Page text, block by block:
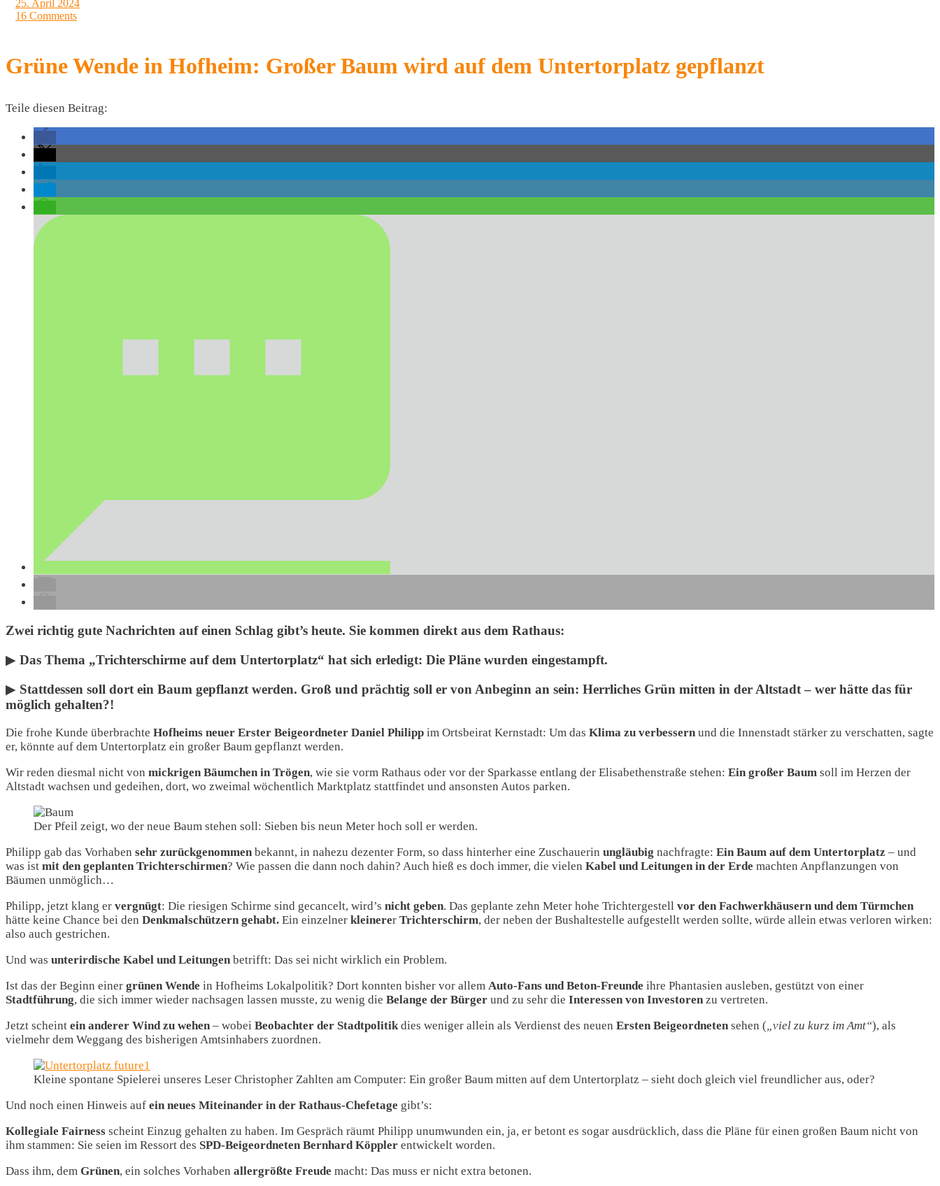
25. April 2024
16 Comments
Grüne Wende in Hofheim: Großer Baum wird auf dem Untertorplatz gepflanzt
Teile diesen Beitrag:
Zwei richtig gute Nachrichten auf einen Schlag gibt’s heute. Sie kommen direkt aus dem Rathaus:
▶︎ Das Thema „Trichterschirme auf dem Untertorplatz“ hat sich erledigt: Die Pläne wurden eingestampft.
▶︎ Stattdessen soll dort ein Baum gepflanzt werden. Groß und prächtig soll er von Anbeginn an sein: Herrliches Grün mitten in der Altstadt – wer hätte das für
möglich gehalten?!
Die frohe Kunde überbrachte Hofheims neuer Erster Beigeordneter Daniel Philipp im Ortsbeirat Kernstadt: Um das Klima zu verbessern und die Innenstadt stärker zu verschatten, sagte
er, könnte auf dem Untertorplatz ein großer Baum gepflanzt werden.
Wir reden diesmal nicht von mickrigen Bäumchen in Trögen, wie sie vorm Rathaus oder vor der Sparkasse entlang der Elisabethenstraße stehen: Ein großer Baum soll im Herzen der
Altstadt wachsen und gedeihen, dort, wo zweimal wöchentlich Marktplatz stattfindet und ansonsten Autos parken.
Der Pfeil zeigt, wo der neue Baum stehen soll: Sieben bis neun Meter hoch soll er werden.
Philipp gab das Vorhaben sehr zurückgenommen bekannt, in nahezu dezenter Form, so dass hinterher eine Zuschauerin ungläubig nachfragte: Ein Baum auf dem Untertorplatz – und
was ist mit den geplanten Trichterschirmen? Wie passen die dann noch dahin? Auch hieß es doch immer, die vielen Kabel und Leitungen in der Erde machten Anpflanzungen von
Bäumen unmöglich…
Philipp, jetzt klang er vergnügt: Die riesigen Schirme sind gecancelt, wird’s nicht geben. Das geplante zehn Meter hohe Trichtergestell vor den Fachwerkhäusern und dem Türmchen
hätte keine Chance bei den Denkmalschützern gehabt. Ein einzelner kleinerer Trichterschirm, der neben der Bushaltestelle aufgestellt werden sollte, würde allein etwas verloren wirken:
also auch gestrichen.
Und was unterirdische Kabel und Leitungen betrifft: Das sei nicht wirklich ein Problem.
Ist das der Beginn einer grünen Wende in Hofheims Lokalpolitik? Dort konnten bisher vor allem Auto-Fans und Beton-Freunde ihre Phantasien ausleben, gestützt von einer
Stadtführung, die sich immer wieder nachsagen lassen musste, zu wenig die Belange der Bürger und zu sehr die Interessen von Investoren zu vertreten.
Jetzt scheint ein anderer Wind zu wehen – wobei Beobachter der Stadtpolitikdies weniger allein als Verdienst des neuen Ersten Beigeordneten sehen („viel zu kurz im Amt“), als
vielmehr dem Weggang des bisherigen Amtsinhabers zuordnen.
Kleine spontane Spielerei unseres Leser Christopher Zahlten am Computer: Ein großer Baum mitten auf dem Untertorplatz – sieht doch gleich viel freundlicher aus, oder?
Und noch einen Hinweis auf ein neues Miteinander in der Rathaus-Chefetage gibt’s:
Kollegiale Fairness scheint Einzug gehalten zu haben. Im Gespräch räumt Philipp unumwunden ein, ja, er betont es sogar ausdrücklich, dass die Pläne für einen großen Baum nicht von
ihm stammen: Sie seien im Ressort des SPD-Beigeordneten Bernhard Köppler entwickelt worden.
Dass ihm, dem Grünen, ein solches Vorhaben allergrößte Freude macht: Das muss er nicht extra betonen.